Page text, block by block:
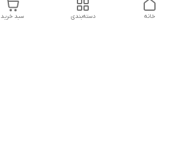
سبد خرید دسته‌بندی خانه